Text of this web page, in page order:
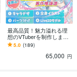
最高品質！魅力溢れる理
想のVTuberを制作します
好みの絵柄で描けます！
【表情8個付】修正無制
5.0 (189)
65,000 円